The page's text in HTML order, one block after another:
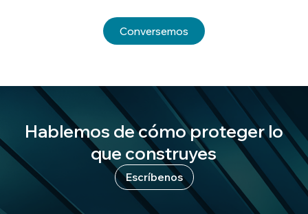
Conversemos
Hablemos de cómo proteger lo
que construyes
Escríbenos